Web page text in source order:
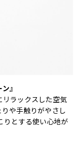
』
ラックスした空気
や手触りがやさし
りとする使い心地が